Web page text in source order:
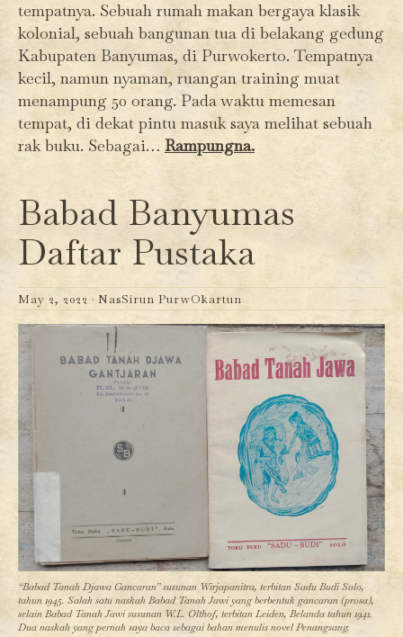
tempatnya. Sebuah rumah makan bergaya klasik
kolonial, sebuah bangunan tua di belakang gedung
Kabupaten Banyumas, di Purwokerto. Tempatnya
kecil, namun nyaman, ruangan training muat
menampung 50 orang. Pada waktu memesan
tempat, di dekat pintu masuk saya melihat sebuah
rak buku. Sebagai… Rampungna.
Babad Banyumas
Daftar Pustaka
May 2, 2022 ·NasSirun PurwOkartun
“Babad Tanah Djawa Gancaran” susunan Wirjapanitra, terbitan Sadu Budi Solo,
tahun 1945. Salah satu naskah Babad Tanah Jawi yang berbentuk gancaran (prosa),
selain Babad Tanah Jawi susunan W.L. Olthof, terbitan Leiden, Belanda tahun 1941.
Dua naskah yang pernah saya baca sebagai bahan menulis novel Penangsang.